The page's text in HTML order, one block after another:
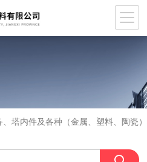
、塔内件及各种（金属、塑料、陶瓷